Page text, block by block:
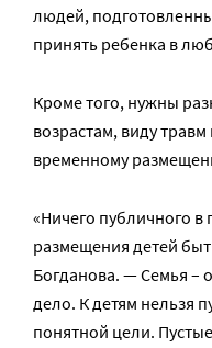
людей,
принять ребенка в
Кроме того, нужны
возрастам, виду
временному
«Ничего публичного в
размещения детей
Богданова. — Семья –
дело. К детям нельзя
понятной цели.